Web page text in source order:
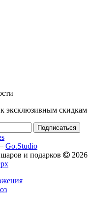
эксклюзивным скидкам
Go.Studio
и подарков
2026